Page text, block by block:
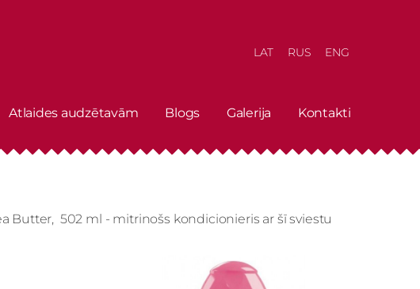
Atlaides audzētavām Blogs Galerija Kontakti
LAT RUS ENG
Butter, 502 ml - mitrinošs kondicionieris ar šī sviestu